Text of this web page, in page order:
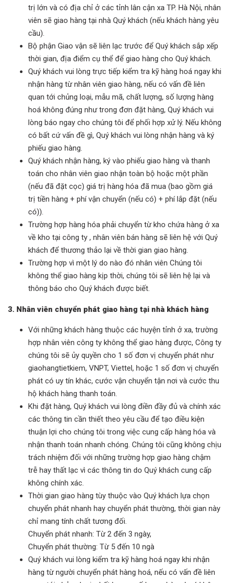
trị lớn và có địa chỉ ở các tỉnh lân cận xa TP. Hà Nội, nhân
viên sẽ giao hàng tại nhà Quý khách (nếu khách hàng yêu
cầu).
Bộ phận Giao vận sẽ liên lạc trước để Quý khách sắp xếp
thời gian, địa điểm cụ thể để giao hàng cho Quý khách.
Quý khách vui lòng trực tiếp kiểm tra kỹ hàng hoá ngay khi
nhận hàng từ nhân viên giao hàng, nếu có vấn đề liên
quan tới chủng loại, mẫu mã, chất lượng, số lượng hàng
hoá không đúng như trong đơn đặt hàng, Quý khách vui
lòng báo ngay cho chúng tôi để phối hợp xử lý. Nếu không
có bất cứ vấn đề gì, Quý khách vui lòng nhận hàng và ký
phiếu giao hàng.
Quý khách nhận hàng, ký vào phiếu giao hàng và thanh
toán cho nhân viên giao nhận toàn bộ hoặc một phần
(nếu đã đặt cọc) giá trị hàng hóa đã mua (bao gồm giá
trị tiền hàng + phí vận chuyển (nếu có) + phí lắp đặt (nếu
có)).
Trường hợp hàng hóa phải chuyển từ kho chứa hàng ở xa
về kho tại công ty , nhân viên bán hàng sẽ liên hệ với Quý
khách để thương thảo lại về thời gian giao hàng.
Trường hợp vì một lý do nào đó nhân viên Chúng tôi
không thể giao hàng kịp thời, chúng tôi sẽ liên hệ lại và
thông báo cho Quý khách được biết.
3. Nhân viên chuyển phát giao hàng tại nhà khách hàng
Với những khách hàng thuộc các huyện tỉnh ở xa, trường
hợp nhân viên công ty không thể giao hàng được, Công ty
chúng tôi sẽ ủy quyền cho 1 số đơn vị chuyển phát như
giaohangtietkiem, VNPT, Viettel, hoặc 1 số đơn vị chuyển
phát có uy tín khác, cước vận chuyển tận nơi và cước thu
hộ khách hàng thanh toán.
Khi đặt hàng, Quý khách vui lòng điền đầy đủ và chính xác
các thông tin cần thiết theo yêu cầu để tạo điều kiện
thuận lợi cho chúng tôi trong việc cung cấp hàng hóa và
nhận thanh toán nhanh chóng. Chúng tôi cũng không chịu
trách nhiệm đối với những trường hợp giao hàng chậm
trễ hay thất lạc vì các thông tin do Quý khách cung cấp
không chính xác.
Thời gian giao hàng tùy thuộc vào Quý khách lựa chọn
chuyển phát nhanh hay chuyển phát thường, thời gian này
chỉ mang tính chất tương đối.
Chuyển phát nhanh: Từ 2 đến 3 ngày,
Chuyển phát thường: Từ 5 đến 10 ngà
Quý khách vui lòng kiểm tra kỹ hàng hoá ngay khi nhận
hàng từ người chuyển phát hàng hoá, nếu có vấn đề liên